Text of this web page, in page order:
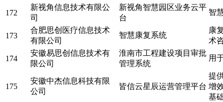
172
新视角信息技术有限公
司
新视角智慧园区业务云平
台
智
173
合肥思创医疗信息技术
有限公司
智慧康复系统
康
术
174
安徽易思创信息技术有
限公司
淮南市工程建设项目审批
管理系统
用
175
安徽中杰信息科技有限
公司
皆信云星辰运营管理平台
提
增
基